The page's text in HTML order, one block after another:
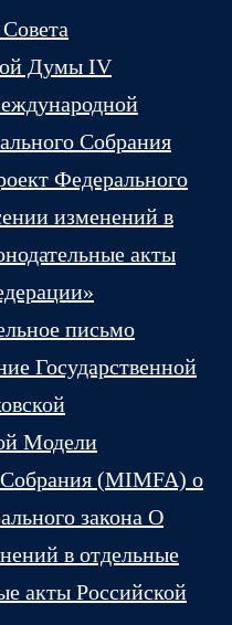
Думы IV
Собрания
Федерального
изменений в
акты
письмо
Государственной
Модели
(MIMFA) о
закона О
в отдельные
акты Российской